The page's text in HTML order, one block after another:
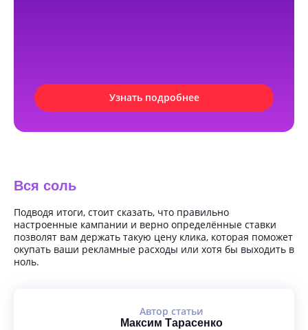
Узнать подробнее
Вся соль
Подводя итоги, стоит сказать, что правильно
настроенные кампании и верно определённые ставки
позволят вам держать такую цену клика, которая поможет
окупать ваши рекламные расходы или хотя бы выходить в
ноль.
Автор статьи
Максим Тарасенко